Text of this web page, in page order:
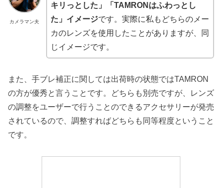
カメラマン夫
キリっとした」「TAMRONはふわっとし
た」イメージです。実際に私もどちらのメー
カのレンズを使用したことがありますが、同
じイメージです。
また、手ブレ補正に関しては出荷時の状態ではTAMRON
の方が優秀と言うことです。どちらも別売ですが、レンズ
の調整をユーザーで行うことのできるアクセサリーが発売
されているので、調整すればどちらも同等程度ということ
です。